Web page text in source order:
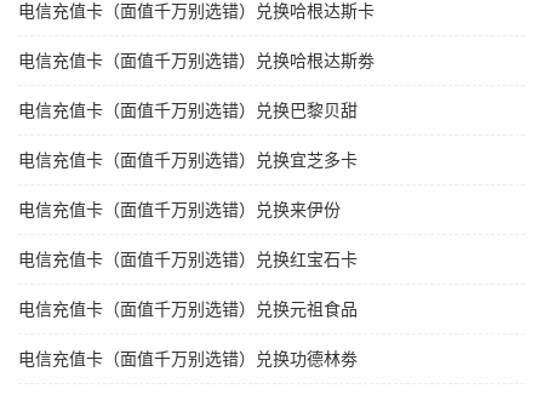
电信充值卡（面值千万别选错）兑换哈根达斯卡
电信充值卡（面值千万别选错）兑换哈根达斯劵
电信充值卡（面值千万别选错）兑换巴黎贝甜
电信充值卡（面值千万别选错）兑换宜芝多卡
电信充值卡（面值千万别选错）兑换来伊份
电信充值卡（面值千万别选错）兑换红宝石卡
电信充值卡（面值千万别选错）兑换元祖食品
电信充值卡（面值千万别选错）兑换功德林劵